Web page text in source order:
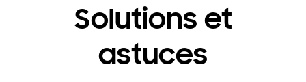
Solutions et
astuces